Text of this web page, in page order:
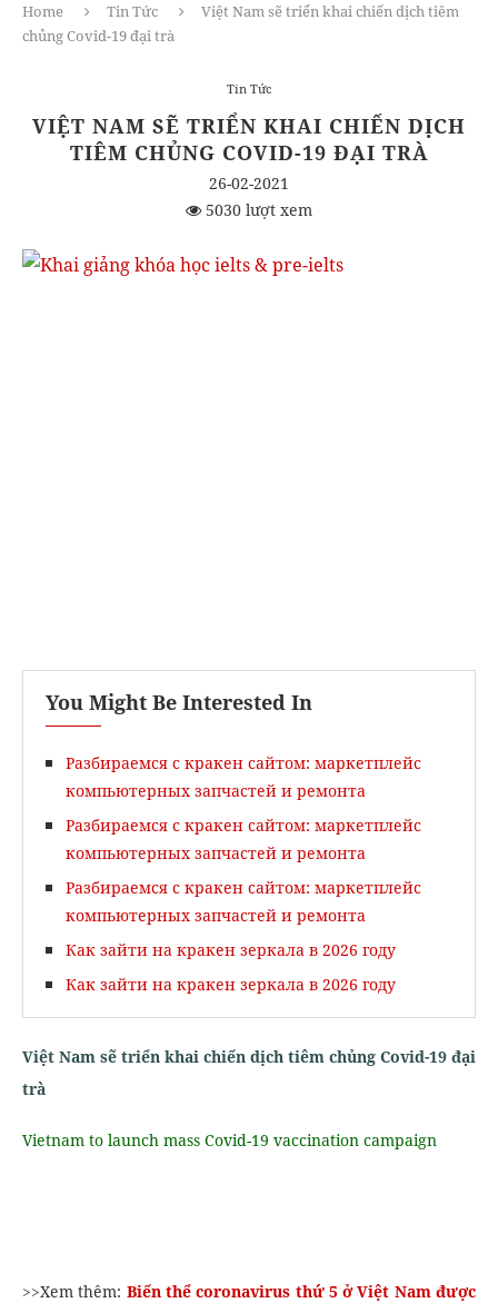
Home Tin Tức
Việt Nam sẽ triển khai chiến dịch tiêm
chủng Covid-19 đại trà
Tin Tức
VIỆT NAM SẼ TRIỂN KHAI CHIẾN DỊCH
TIÊM CHỦNG COVID-19 ĐẠI TRÀ
26-02-2021
5030 lượt xem
You Might Be Interested In
Разбираемся с кракен сайтом: маркетплейс
компьютерных запчастей и ремонта
Разбираемся с кракен сайтом: маркетплейс
компьютерных запчастей и ремонта
Разбираемся с кракен сайтом: маркетплейс
компьютерных запчастей и ремонта
Как зайти на кракен зеркала в 2026 году
Как зайти на кракен зеркала в 2026 году
Việt Nam sẽ triển khai chiến dịch tiêm chủng Covid-19 đại
trà
Vietnam to launch mass Covid-19 vaccination campaign
>>Xem thêm: Biến thể coronavirus thứ 5 ở Việt Nam được